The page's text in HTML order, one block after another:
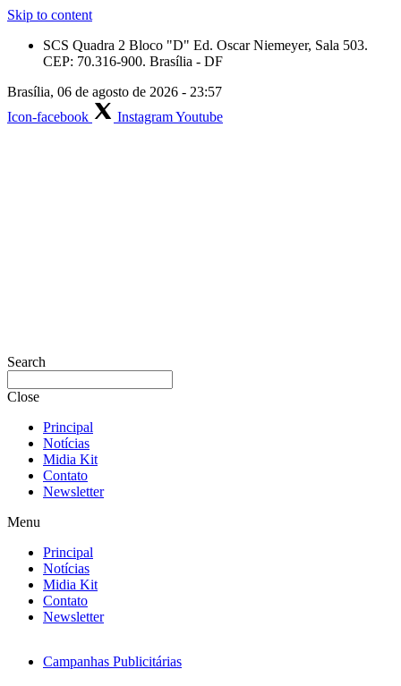
Skip to content
SCS Quadra 2 Bloco "D" Ed. Oscar Niemeyer, Sala 503.
CEP: 70.316-900. Brasília - DF
Brasília, 06 de agosto de 2026 - 23:57
Icon-facebook
InstagramYoutube
Search
Close
Principal
Notícias
Midia Kit
Contato
Newsletter
Menu
Principal
Notícias
Midia Kit
Contato
Newsletter
Campanhas Publicitárias